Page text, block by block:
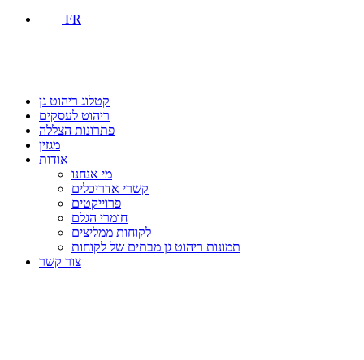
FR
קטלוג ריהוט גן
ריהוט לעסקים
פתרונות הצללה
מגזין
אודות
מי אנחנו
קשרי אדריכלים
פרוייקטים
חומרי הגלם
לקוחות ממליצים
תמונות ריהוט גן מבתים של לקוחות
צור קשר